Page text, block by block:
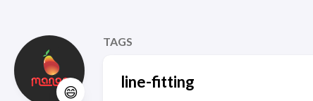
😄
TAGS
line-fitting